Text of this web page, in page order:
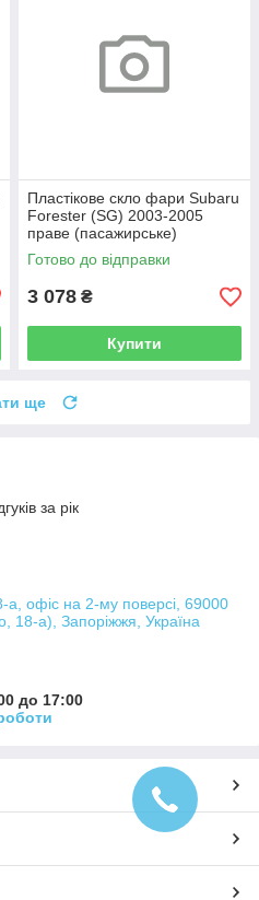
Пластікове скло фари Subaru
Forester (SG) 2003-2005
праве (пасажирське)
Готово до відправки
3 078 ₴
Купити
ще
за рік
а, офіс на 2-му поверсі, 69000
18-а), Запоріжжя, Україна
до 17:00